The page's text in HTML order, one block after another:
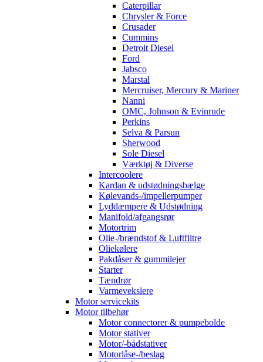
Caterpillar
Chrysler & Force
Crusader
Cummins
Detroit Diesel
Ford
Jabsco
Marstal
Mercruiser, Mercury & Mariner
Nanni
OMC, Johnson & Evinrude
Perkins
Selva & Parsun
Sherwood
Sole Diesel
Værktøj & Diverse
Intercoolere
Kardan & udstødningsbælge
Kølevands-/impellerpumper
Lyddæmpere & Udstødning
Manifold/afgangsrør
Motortrim
Olie-/brændstof & Luftfiltre
Oliekølere
Pakdåser & gummilejer
Starter
Tændrør
Varmevekslere
Motor servicekits
Motor tilbehør
Motor connectorer & pumpebolde
Motor stativer
Motor/-bådstativer
Motorlåse-/beslag